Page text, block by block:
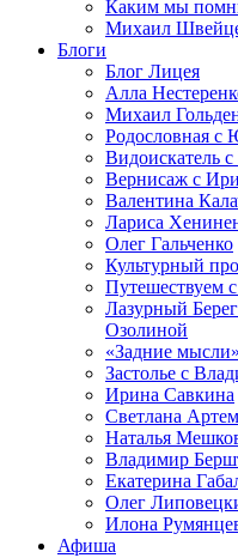
Каким мы
Михаил
Блоги
Блог Лицея
Алла
Михаил
Родословная с
Видоискатель
Вернисаж с
Валентина
Лариса
Олег Гальченко
Культурный
Путешествуем
Лазурный
Озолиной
«Задние
Застолье с
Ирина Савкина
Светлана
Наталья
Владимир
Екатерина
Олег
Илона
Афиша